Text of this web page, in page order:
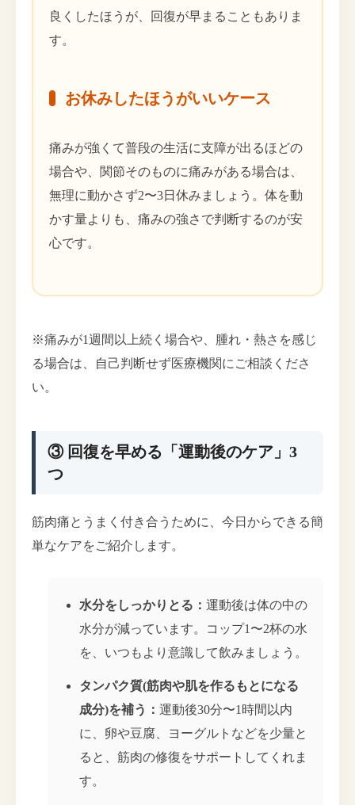
良くしたほうが、回復が早まることもありま
す。
お休みしたほうがいいケース
痛みが強くて普段の生活に支障が出るほどの
場合や、関節そのものに痛みがある場合は、
無理に動かさず2〜3日休みましょう。体を動
かす量よりも、痛みの強さで判断するのが安
心です。
※痛みが1週間以上続く場合や、腫れ・熱さを感じ
る場合は、自己判断せず医療機関にご相談くださ
い。
③ 回復を早める「運動後のケア」3
つ
筋肉痛とうまく付き合うために、今日からできる簡
単なケアをご紹介します。
水分をしっかりとる： 運動後は体の中の
水分が減っています。コップ1〜2杯の水
を、いつもより意識して飲みましょう。
タンパク質(筋肉や肌を作るもとになる
成分)を補う： 運動後30分〜1時間以内
に、卵や豆腐、ヨーグルトなどを少量と
ると、筋肉の修復をサポートしてくれま
す。